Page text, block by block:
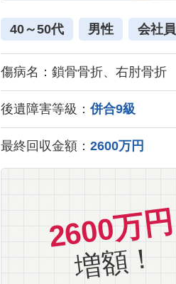
40～50代 男性 会社員
傷病名：鎖骨骨折、右肘骨折
後遺障害等級：併合9級
最終回収金額： 2600万円
2600万円
増額！